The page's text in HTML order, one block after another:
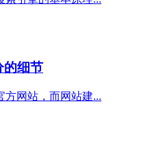
的细节
方网站，而网站建...